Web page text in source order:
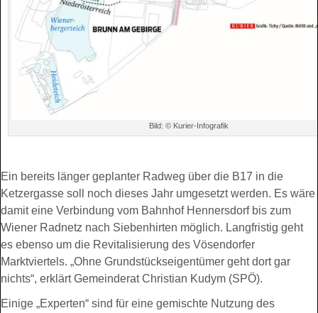
Bild: © Kurier-Infografik
Ein bereits länger geplanter Radweg über die B17 in die
Ketzergasse soll noch dieses Jahr umgesetzt werden. Es wäre
damit eine Verbindung vom Bahnhof Hennersdorf bis zum
Wiener Radnetz nach Siebenhirten möglich. Langfristig geht
es ebenso um die Revitalisierung des Vösendorfer
Marktviertels. „Ohne Grundstückseigentümer geht dort gar
nichts“, erklärt Gemeinderat Christian Kudym (SPÖ).
Einige „Experten“ sind für eine gemischte Nutzung des